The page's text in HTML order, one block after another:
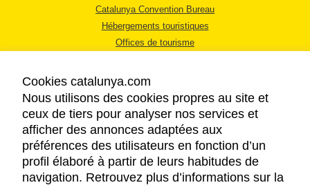
Catalunya Convention Bureau
Hébergements touristiques
Offices de tourisme
MENTIONS LÉGALES
RÈGLES DE CONFIDENTIALITÉ
COOKIES
Cookies catalunya.com
Nous utilisons des cookies propres au site et
ceux de tiers pour analyser nos services et
afficher des annonces adaptées aux
préférences des utilisateurs en fonction d’un
profil élaboré à partir de leurs habitudes de
navigation. Retrouvez plus d’informations sur la